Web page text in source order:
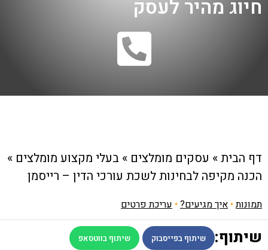
חיוג מהיר לעסק
דף הבית» עסקים מומלצים » בעלי מקצוע מומלצים »
הכנה מקיפה לבחינות לשכת עורכי הדין – רייסמן
תמונות• איך מגיעים? • עריכת פרטים
שיתוף: שיתוף בפייסבוק שיתוף בווטסאפ